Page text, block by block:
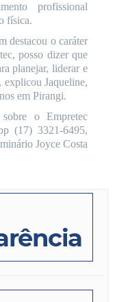
profissional
física.
destacou o caráter
posso dizer que
planejar, liderar e
explicou Jaqueline,
em Pirangi.
o Empretec
(17) 3321-6495,
Joyce Costa